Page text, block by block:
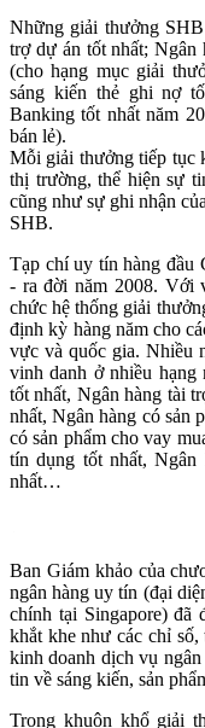
Những giải thưởng
trợ dự án tốt nhất; Ngân
(cho hạng mục giải
sáng kiến thẻ ghi nợ
Banking tốt nhất năm
bán lẻ).
Mỗi giải thưởng tiếp tục
thị trường, thể hiện sự
cũng như sự ghi nhận
SHB.
Tạp chí uy tín hàng đầu
- ra đời năm 2008. Với
chức hệ thống giải
định kỳ hàng năm cho
vực và quốc gia. Nhiều
vinh danh ở nhiều
tốt nhất, Ngân hàng tài
nhất, Ngân hàng có sản
có sản phẩm cho vay
tín dụng tốt nhất, Ngân
nhất…
Ban Giám khảo của
ngân hàng uy tín (đại
chính tại Singapore) đã
khắt khe như các chỉ
kinh doanh dịch vụ
tin về sáng kiến, sản
Trong khuôn khổ giải